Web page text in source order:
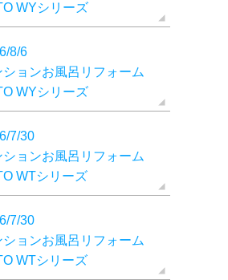
WYシリーズ
8/6
ションお風呂リフォーム
WYシリーズ
7/30
ションお風呂リフォーム
WTシリーズ
7/30
ションお風呂リフォーム
WTシリーズ